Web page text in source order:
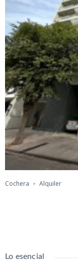
Cochera Alquiler
Lo esencial